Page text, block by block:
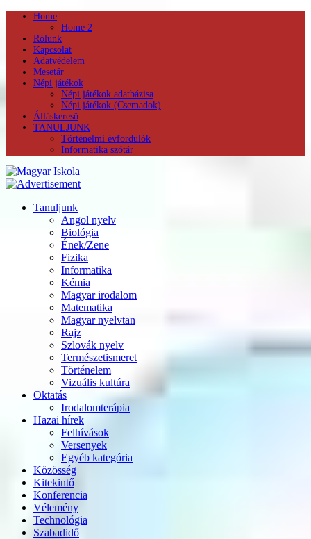
Home
Home 2
Rólunk
Kapcsolat
Adatvédelem
Mesetár
Népi játékok
Népi játékok adatbázisa
Népi játékok (Csemadok)
Álláskereső
TANULJUNK
Történelmi évfordulók
Informatika szótár
Tanuljunk
Angol nyelv
Biológia
Ének/Zene
Fizika
Informatika
Kémia
Magyar irodalom
Matematika
Magyar nyelvtan
Rajz
Szlovák nyelv
Természetismeret
Történelem
Vizuális kultúra
Oktatás
Irodalomterápia
Hazai hírek
Felhívások
Versenyek
Egyéb kategória
Közösség
Kitekintő
Konferencia
Vélemény
Technológia
Szabadidő